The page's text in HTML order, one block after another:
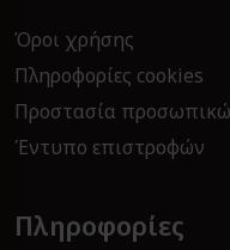
Όροι χρήσης
Πληροφορίες cookies
Προστασία
Έντυπο επιστροφών
Πληροφορίες